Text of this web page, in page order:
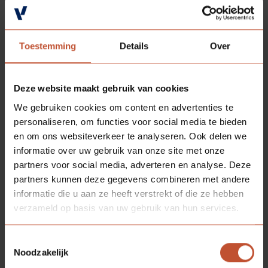
Toestemming Details Over
Deze website maakt gebruik van cookies
We gebruiken cookies om content en advertenties te
personaliseren, om functies voor social media te bieden
en om ons websiteverkeer te analyseren. Ook delen we
informatie over uw gebruik van onze site met onze
partners voor social media, adverteren en analyse. Deze
partners kunnen deze gegevens combineren met andere
informatie die u aan ze heeft verstrekt of die ze hebben
verzameld op basis van uw gebruik van hun services.
Noodzakelijk
DOWNLOADS
Technische tekening - High-care